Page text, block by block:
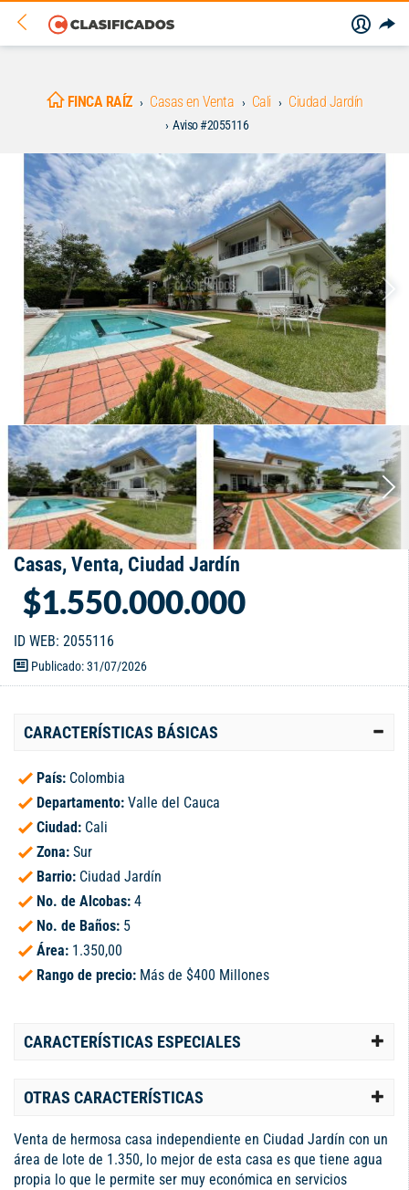
FINCA RAÍZ Casas en Venta Cali Ciudad Jardín
Aviso #2055116
Casas, Venta, Ciudad Jardín
$1.550.000.000
ID WEB: 2055116
Publicado: 31/07/2026
CARACTERÍSTICAS BÁSICAS
País: Colombia
Departamento: Valle del Cauca
Ciudad: Cali
Zona: Sur
Barrio: Ciudad Jardín
No. de Alcobas: 4
No. de Baños: 5
Área: 1.350,00
Rango de precio: Más de $400 Millones
CARACTERÍSTICAS ESPECIALES
OTRAS CARACTERÍSTICAS
Venta de hermosa casa independiente en Ciudad Jardín con un
área de lote de 1.350, lo mejor de esta casa es que tiene agua
propia lo que le permite ser muy económica en servicios